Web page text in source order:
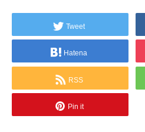
Tweet
Hatena
RSS
Pin it